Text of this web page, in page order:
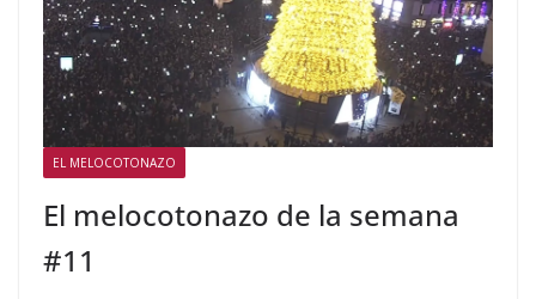
EL MELOCOTONAZO
El melocotonazo de la semana
#11